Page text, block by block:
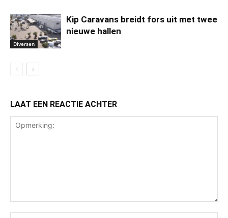
Diversen
Kip Caravans breidt fors uit met twee
nieuwe hallen
LAAT EEN REACTIE ACHTER